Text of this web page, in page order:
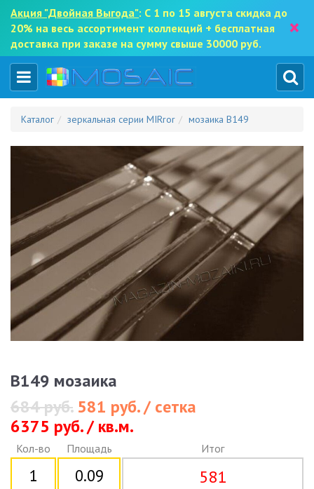
Акция "Двойная Выгода": С 1 по 15 августа скидка до
20% на весь ассортимент коллекций + бесплатная
доставка при заказе на сумму свыше 30000 руб.
×
Каталог зеркальная серии MIRror мозаика B149
B149 мозаика
684 руб.581 руб. / сетка
6375 руб. / кв.м.
Кол-во Площадь Итог
581